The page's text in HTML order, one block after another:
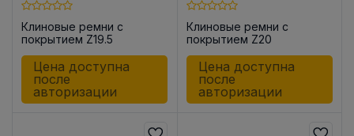
Клиновые ремни с
покрытием Z19.5
Цена доступна
после
авторизации
Клиновые ремни с
покрытием Z20
Цена доступна
после
авторизации